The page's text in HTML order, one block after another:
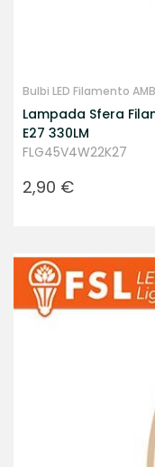
Bulbi LED Filamento
Lampada Sfera
E27 330LM
FLG45V4W22K27
Prezzo
2,90 €